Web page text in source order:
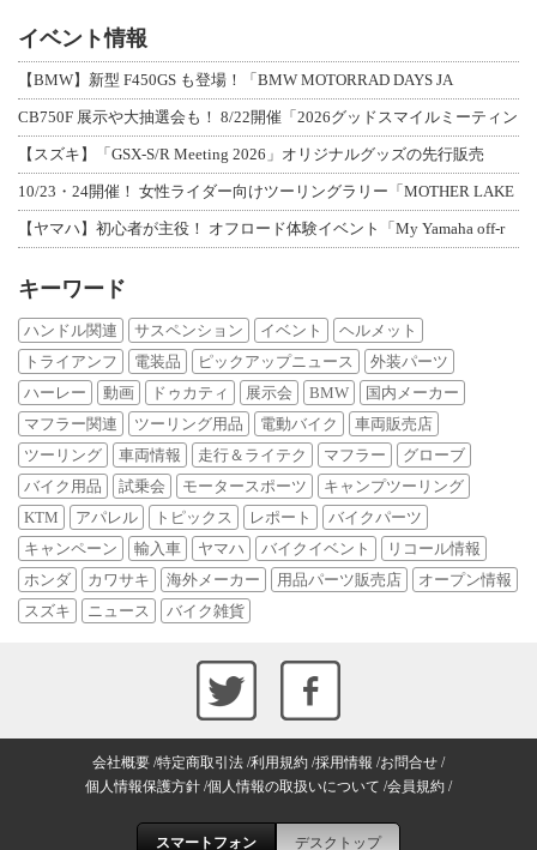
イベント情報
【BMW】新型 F450GS も登場！「BMW MOTORRAD DAYS JA
CB750F 展示や大抽選会も！ 8/22開催「2026グッドスマイルミーティン
【スズキ】「GSX-S/R Meeting 2026」オリジナルグッズの先行販売
10/23・24開催！ 女性ライダー向けツーリングラリー「MOTHER LAKE
【ヤマハ】初心者が主役！ オフロード体験イベント「My Yamaha off-r
キーワード
ハンドル関連 サスペンション イベント
ヘルメット
トライアンフ
電装品 ピックアップニュース
外装パーツ
ハーレー
動画 ドゥカティ 展示会 BMW
国内メーカー
マフラー関連
ツーリング用品 電動バイク
車両販売店
ツーリング
車両情報 走行＆ライテク マフラー
グローブ
バイク用品
試乗会 モータースポーツ
キャンプツーリング
KTM
アパレル トピックス レポート
バイクパーツ
キャンペーン
輸入車 ヤマハ バイクイベント
リコール情報
ホンダ
カワサキ 海外メーカー 用品パーツ販売店
オープン情報
スズキ
ニュース バイク雑貨
会社概要 特定商取引法 利用規約 採用情報 お問合せ
個人情報保護方針 個人情報の取扱いについて 会員規約
スマートフォン デスクトップ